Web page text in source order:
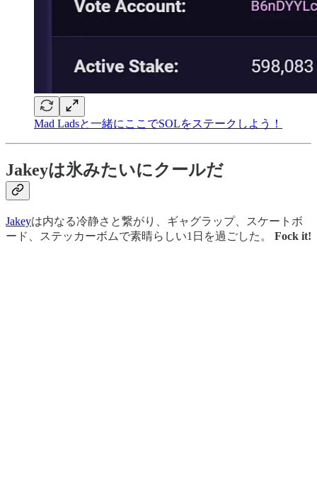
Mad Ladsと一緒にここでSOLをステークしよう！
Jakeyは氷みたいにクールだ
Jakeyは内なる冷静さと繋がり、ギャグラップ、スケートボ
ード、ステッカーボムで素晴らしい1日を過ごした。 Fock it!